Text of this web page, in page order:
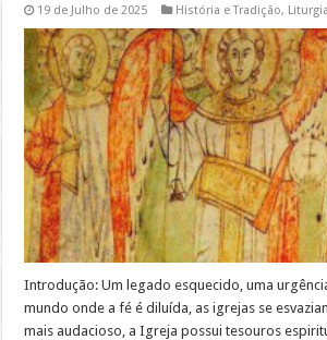
19 de Julho de 2025 História e Tradição,
Introdução: Um legado esquecido, uma
mundo onde a fé é diluída, as igrejas se
mais audacioso, a Igreja possui tesouros